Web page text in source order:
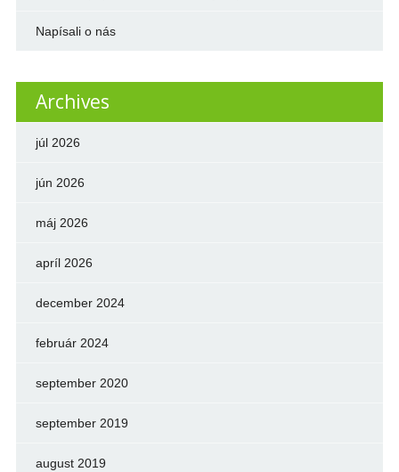
Napísali o nás
Archives
júl 2026
jún 2026
máj 2026
apríl 2026
december 2024
február 2024
september 2020
september 2019
august 2019